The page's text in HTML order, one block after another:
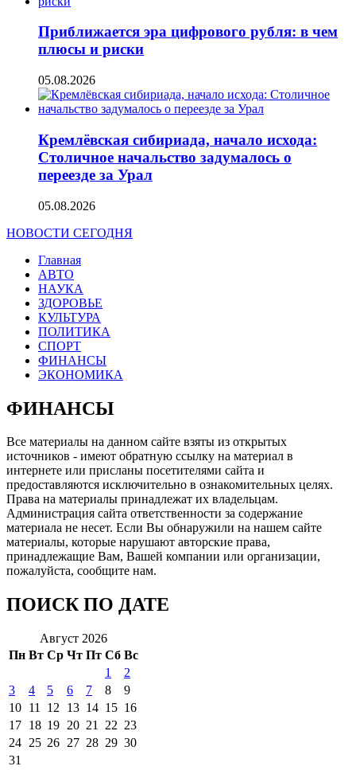
Приближается эра цифрового рубля: в чем
плюсы и риски
05.08.2026
Кремлёвская сибириада, начало исхода:
Столичное начальство задумалось о
переезде за Урал
05.08.2026
НОВОСТИ СЕГОДНЯ
Главная
АВТО
НАУКА
ЗДОРОВЬЕ
КУЛЬТУРА
ПОЛИТИКА
СПОРТ
ФИНАНСЫ
ЭКОНОМИКА
ФИНАНСЫ
Все материалы на данном сайте взяты из открытых
источников - имеют обратную ссылку на материал в
интернете или присланы посетителями сайта и
предоставляются исключительно в ознакомительных целях.
Права на материалы принадлежат их владельцам.
Администрация сайта ответственности за содержание
материала не несет. Если Вы обнаружили на нашем сайте
материалы, которые нарушают авторские права,
принадлежащие Вам, Вашей компании или организации,
пожалуйста, сообщите нам.
ПОИСК ПО ДАТЕ
Август 2026
Пн Вт Ср Чт Пт Сб Вс
1
2
3
4 5 6 7 8
9
10 11 12 13 14 15 16
17 18 19 20 21 22 23
24 25 26 27 28 29 30
31